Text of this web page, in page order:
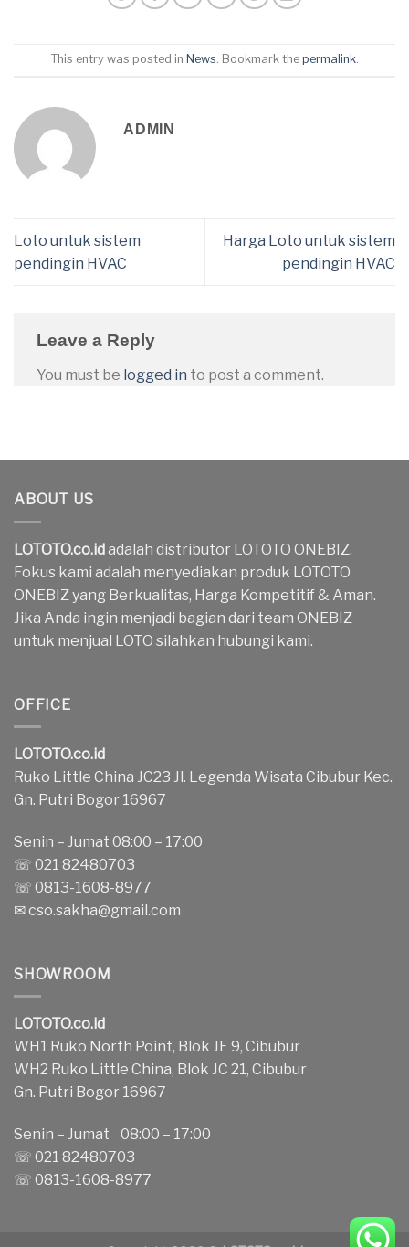
This entry was posted in News. Bookmark the permalink.
ADMIN
Loto untuk sistem
pendingin HVAC
Harga Loto untuk sistem
pendingin HVAC
Leave a Reply
You must be logged in to post a comment.
ABOUT US
LOTOTO.co.idadalah distributor LOTOTO ONEBIZ.
Fokus kami adalah menyediakan produk LOTOTO
ONEBIZ yang Berkualitas, Harga Kompetitif & Aman.
Jika Anda ingin menjadi bagian dari team ONEBIZ
untuk menjual LOTO silahkan hubungi kami.
OFFICE
LOTOTO.co.id
Ruko Little China JC23 Jl. Legenda Wisata Cibubur Kec.
Gn. Putri Bogor 16967
Senin – Jumat 08:00 – 17:00
☏ 021 82480703
☏ 0813-1608-8977
✉cso.sakha@gmail.com
SHOWROOM
LOTOTO.co.id
WH1 Ruko North Point, Blok JE 9, Cibubur
WH2 Ruko Little China, Blok JC 21, Cibubur
Gn. Putri Bogor 16967
Senin – Jumat 08:00 – 17:00
☏ 021 82480703
☏ 0813-1608-8977